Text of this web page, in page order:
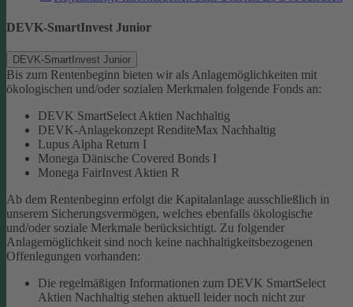
DEVK-SmartInvest Junior
DEVK-SmartInvest Junior
Bis zum Rentenbeginn bieten wir als Anlagemöglichkeiten mit
ökologischen und/oder sozialen Merkmalen folgende Fonds an:
DEVK SmartSelect Aktien Nachhaltig
DEVK-Anlagekonzept RenditeMax Nachhaltig
Lupus Alpha Return I
Monega Dänische Covered Bonds I
Monega FairInvest Aktien R
Ab dem Rentenbeginn erfolgt die Kapitalanlage ausschließlich in
unserem Sicherungsvermögen, welches ebenfalls ökologische
und/oder soziale Merkmale berücksichtigt. Zu folgender
Anlagemöglichkeit sind noch keine nachhaltigkeitsbezogenen
Offenlegungen vorhanden:
Die regelmäßigen Informationen zum DEVK SmartSelect
Aktien Nachhaltig stehen aktuell leider noch nicht zur